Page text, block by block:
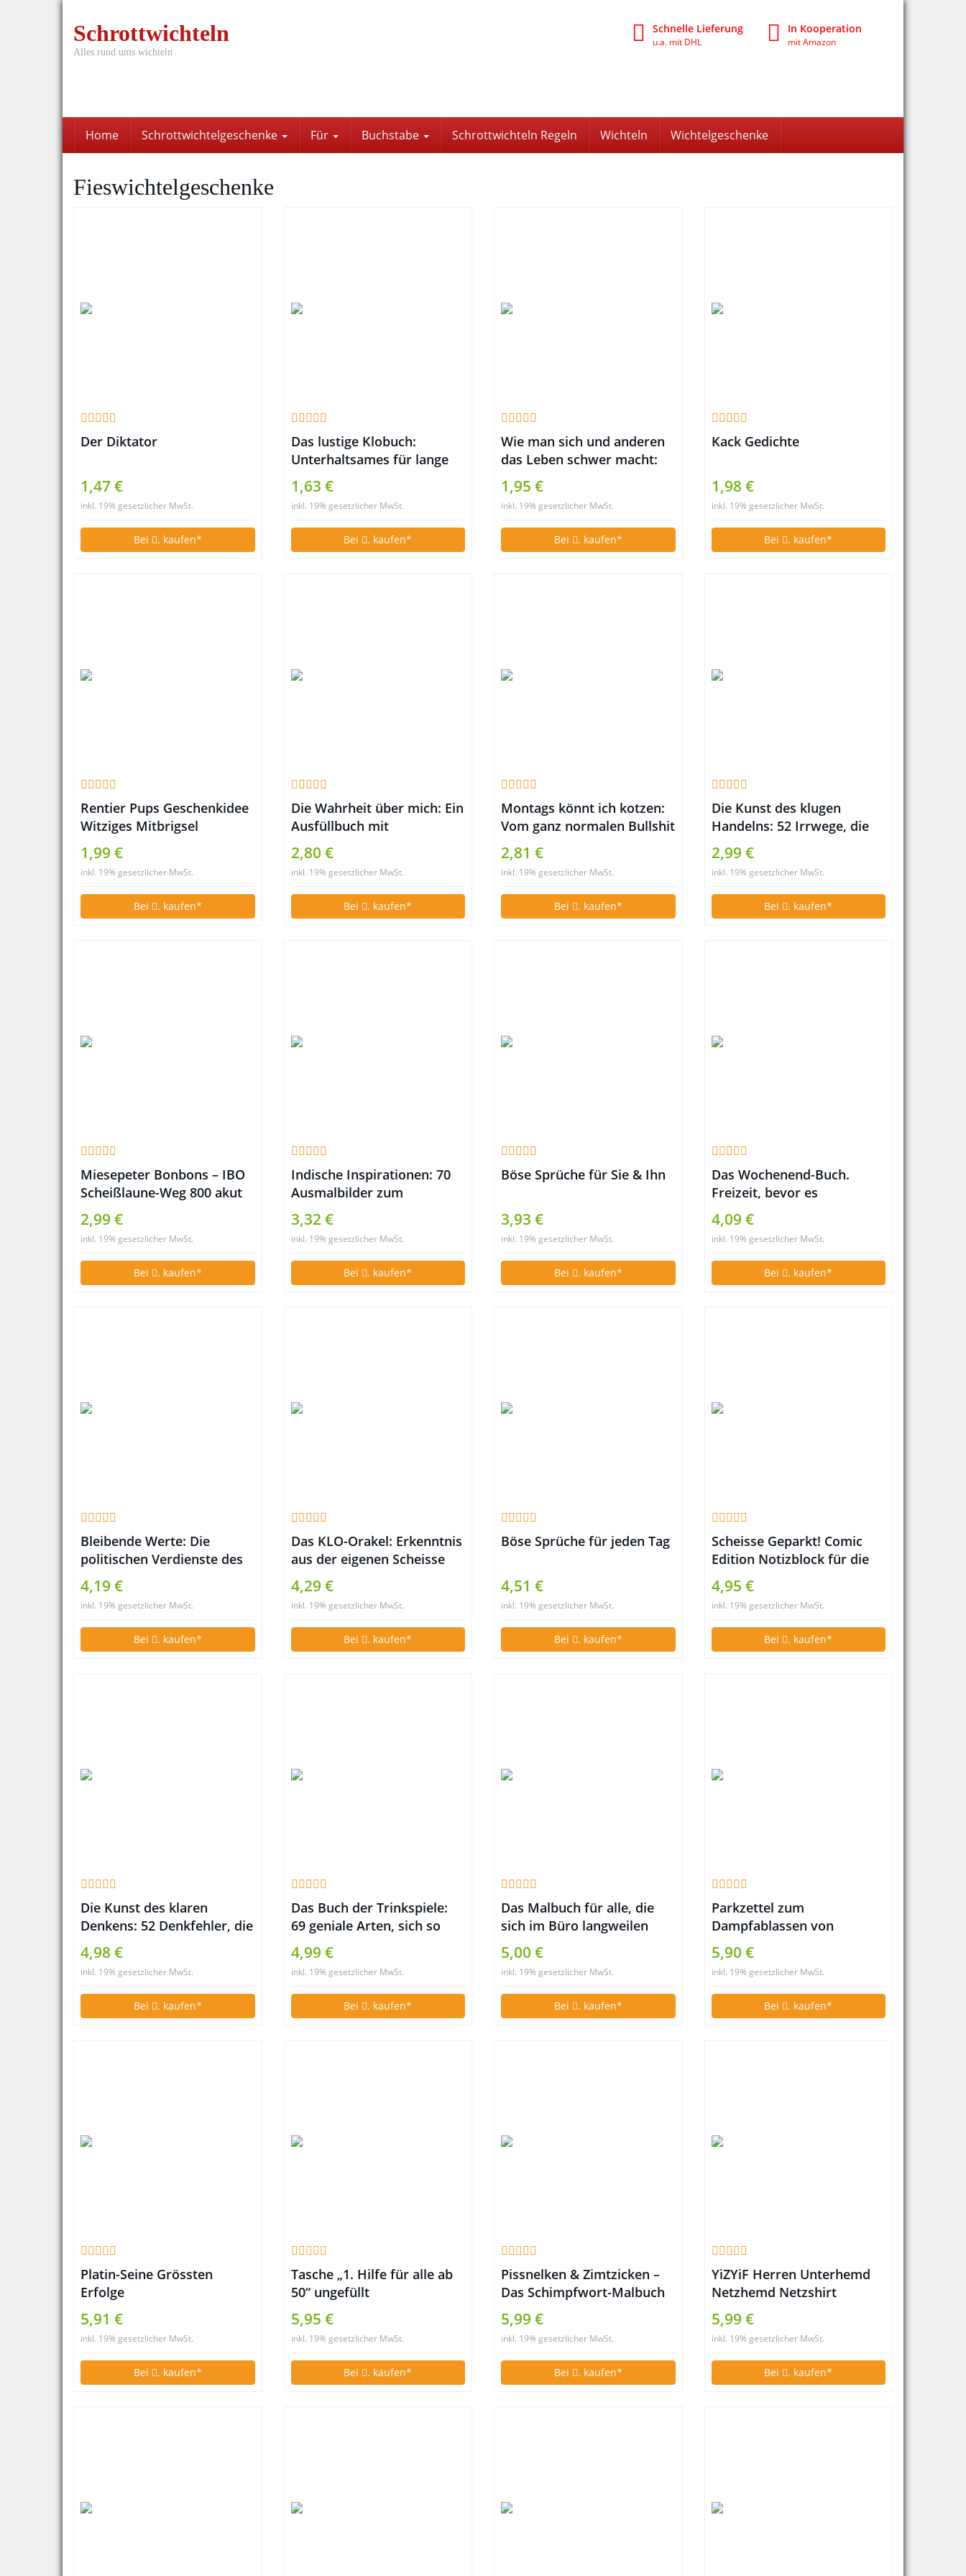
Schrottwichteln
Alles rund ums wichteln
Schnelle Lieferung
u.a. mit DHL
In Kooperation
mit Amazon
Home Schrottwichtelgeschenke Für Buchstabe Schrottwichteln Regeln Wichteln Wichtelgeschenke
Fieswichtelgeschenke
Der Diktator
1,47 €
inkl. 19% gesetzlicher MwSt.
Bei . kaufen*
Das lustige Klobuch:
Unterhaltsames für lange
Sitzungen
1,63 €
inkl. 19% gesetzlicher MwSt.
Bei . kaufen*
Wie man sich und anderen
das Leben schwer macht:
Tipps für jeden Tag
1,95 €
inkl. 19% gesetzlicher MwSt.
Bei . kaufen*
Kack Gedichte
1,98 €
inkl. 19% gesetzlicher MwSt.
Bei . kaufen*
Rentier Pups Geschenkidee
Witziges Mitbrigsel
Giveaway
1,99 €
inkl. 19% gesetzlicher MwSt.
Bei . kaufen*
Die Wahrheit über mich: Ein
Ausfüllbuch mit
außergewöhnlichen Fragen
2,80 €
inkl. 19% gesetzlicher MwSt.
Bei . kaufen*
Montags könnt ich kotzen:
Vom ganz normalen Bullshit
2,81 €
inkl. 19% gesetzlicher MwSt.
Bei . kaufen*
Die Kunst des klugen
Handelns: 52 Irrwege, die
Sie besser anderen
überlassen
2,99 €
inkl. 19% gesetzlicher MwSt.
Bei . kaufen*
Miesepeter Bonbons – IBO
Scheißlaune-Weg 800 akut
Lustige Witzige
Scherzartikel
2,99 €
inkl. 19% gesetzlicher MwSt.
Bei . kaufen*
Indische Inspirationen: 70
Ausmalbilder zum
Entspannen. Ausmalbuch
für Erwachsene.
3,32 €
inkl. 19% gesetzlicher MwSt.
Bei . kaufen*
Böse Sprüche für Sie & Ihn
3,93 €
inkl. 19% gesetzlicher MwSt.
Bei . kaufen*
Das Wochenend-Buch.
Freizeit, bevor es
Fernsehen gab
4,09 €
inkl. 19% gesetzlicher MwSt.
Bei . kaufen*
Bleibende Werte: Die
politischen Verdienste des
Silvio Berlusconi
(Literareon)
4,19 €
inkl. 19% gesetzlicher MwSt.
Bei . kaufen*
Das KLO-Orakel: Erkenntnis
aus der eigenen Scheisse
ziehen. Ein Wahrsagespiel
4,29 €
inkl. 19% gesetzlicher MwSt.
Bei . kaufen*
Böse Sprüche für jeden Tag
4,51 €
inkl. 19% gesetzlicher MwSt.
Bei . kaufen*
Scheisse Geparkt! Comic
Edition Notizblock für die
Windschutzscheibe im 50er
Set
4,95 €
inkl. 19% gesetzlicher MwSt.
Bei . kaufen*
Die Kunst des klaren
Denkens: 52 Denkfehler, die
Sie besser anderen
überlassen
4,98 €
inkl. 19% gesetzlicher MwSt.
Bei . kaufen*
Das Buch der Trinkspiele:
69 geniale Arten, sich so
richtig schön abzuschießen
4,99 €
inkl. 19% gesetzlicher MwSt.
Bei . kaufen*
Das Malbuch für alle, die
sich im Büro langweilen
5,00 €
inkl. 19% gesetzlicher MwSt.
Bei . kaufen*
Parkzettel zum
Dampfablassen von
Inkognito
5,90 €
inkl. 19% gesetzlicher MwSt.
Bei . kaufen*
Platin-Seine Grössten
Erfolge
5,91 €
inkl. 19% gesetzlicher MwSt.
Bei . kaufen*
Tasche „1. Hilfe für alle ab
50“ ungefüllt
5,95 €
inkl. 19% gesetzlicher MwSt.
Bei . kaufen*
Pissnelken & Zimtzicken –
Das Schimpfwort-Malbuch
mit der Arsch mit Ohren-
Garantie
5,99 €
inkl. 19% gesetzlicher MwSt.
Bei . kaufen*
YiZYiF Herren Unterhemd
Netzhemd Netzshirt
Kurzarm Transparent
Funktionsshirt M L XL (M,
Schwarz)
5,99 €
inkl. 19% gesetzlicher MwSt.
Bei . kaufen*